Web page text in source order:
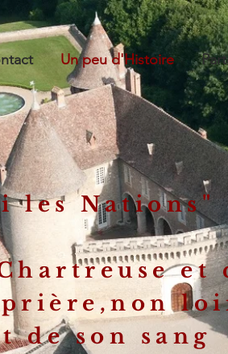
Un peu d'Histoire
les Nations"
et
prière,non
de son sang